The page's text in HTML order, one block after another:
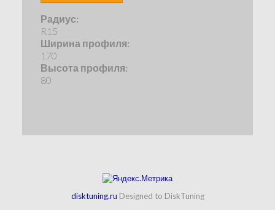
Радиус:
R15
Ширина профиля:
170
Высота профиля:
80
disktuning.ru Designed to DiskTuning